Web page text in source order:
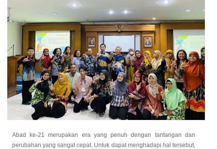
Abad ke-21 merupakan era yang penuh dengan tantangan dan
perubahan yang sangat cepat. Untuk dapat menghadapi hal tersebut,